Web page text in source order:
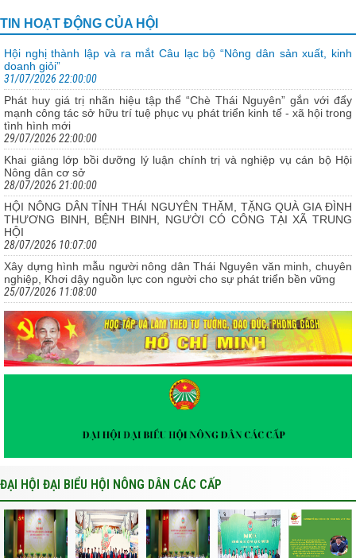
TIN HOẠT ĐỘNG CỦA HỘI
Hội nghị thành lập và ra mắt Câu lạc bộ “Nông dân sản xuất, kinh
doanh giỏi” ​
31/07/2026 22:00:00
Phát huy giá trị nhãn hiệu tập thể “Chè Thái Nguyên” gắn với đẩy
mạnh công tác sở hữu trí tuệ phục vụ phát triển kinh tế - xã hội trong
tình hình mới
29/07/2026 22:00:00
Khai giảng lớp bồi dưỡng lý luận chính trị và nghiệp vụ cán bộ Hội
Nông dân cơ sở
28/07/2026 21:00:00
HỘI NÔNG DÂN TỈNH THÁI NGUYÊN THĂM, TẶNG QUÀ GIA ĐÌNH
THƯƠNG BINH, BỆNH BINH, NGƯỜI CÓ CÔNG TẠI XÃ TRUNG
HỘI
28/07/2026 10:07:00
Xây dựng hình mẫu người nông dân Thái Nguyên văn minh, chuyên
nghiệp, Khơi dậy nguồn lực con người cho sự phát triển bền vững
25/07/2026 11:08:00
ĐẠI HỘI ĐẠI BIỂU HỘI NÔNG DÂN CÁC CẤP